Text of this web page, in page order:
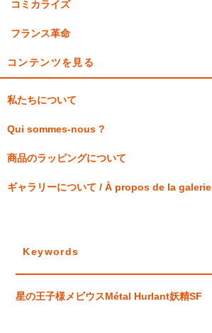
コミカライズ
フランス革命
コンテンツを見る
私たちについて
Qui sommes-nous ?
商品のラッピングについて
ギャラリーについて / À propos de la galerie
Keywords
星の王子様メビウスMétal Hurlant妖精SF